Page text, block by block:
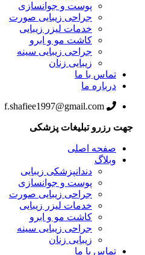
پوست و جوانسازی
جراحی زیبایی صورت
خدمات لیزر زیبایی
کاشت مو و ابرو
جراحی زیبایی سینه
زیبایی زنان
تماس با ما
درباره ما
f.shafiee1997@gmail.com
جهت رزرو تبلیغات پزشکی
صفحه اصلی
وبلاگ
دندانپزشکی زیبایی
پوست و جوانسازی
جراحی زیبایی صورت
خدمات لیزر زیبایی
کاشت مو و ابرو
جراحی زیبایی سینه
زیبایی زنان
تماس با ما